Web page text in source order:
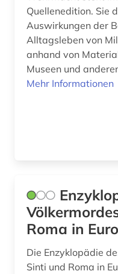
Quellenedition. Sie
Auswirkungen der
Alltagsleben von
anhand von
Museen und
Mehr Informationen
Roma in
Die Enzyklopädie
Sinti und Roma in